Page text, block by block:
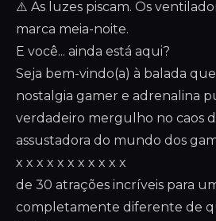
⚠️ As luzes piscam. Os
marca meia-noite.
E você... ainda está aqui?
Seja bem-vindo(a) à balada
nostalgia gamer e adrenalina
verdadeiro mergulho no caos
assustadora do mundo dos
x x x x x x x x x x x
de 30 atrações incríveis para
completamente diferente de